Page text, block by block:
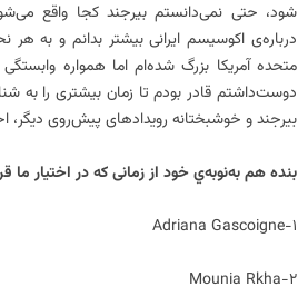
شود، حتی نمی‌دانستم بیرجند کجا واقع
درباره‌ی اکوسیسم ایرانی بیشتر بدانم و به هر
متحده آمریکا بزرگ شده‌ام اما همواره
دوست‌داشتم قادر بودم تا زمان بیشتری را به
بیرجند و خوشبختانه رویدادهای پیش‌روی
بنده هم به‌نوبه‌ي خود از زمانی که در اختیار ما
۱-Adriana Gascoigne
۲-Mounia Rkha